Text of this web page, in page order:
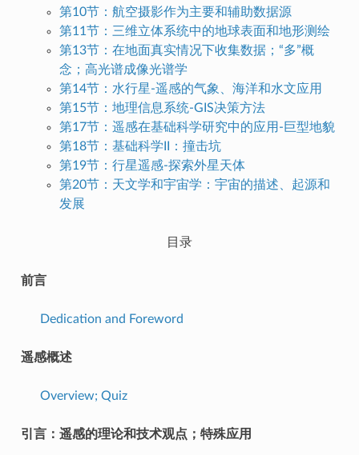
第10节：航空摄影作为主要和辅助数据源
第11节：三维立体系统中的地球表面和地形测绘
第13节：在地面真实情况下收集数据；“多”概
念；高光谱成像光谱学
第14节：水行星-遥感的气象、海洋和水文应用
第15节：地理信息系统-GIS决策方法
第17节：遥感在基础科学研究中的应用-巨型地貌
第18节：基础科学II：撞击坑
第19节：行星遥感-探索外星天体
第20节：天文学和宇宙学：宇宙的描述、起源和
发展
目录
前言
Dedication and Foreword
遥感概述
Overview; Quiz
引言：遥感的理论和技术观点；特殊应用